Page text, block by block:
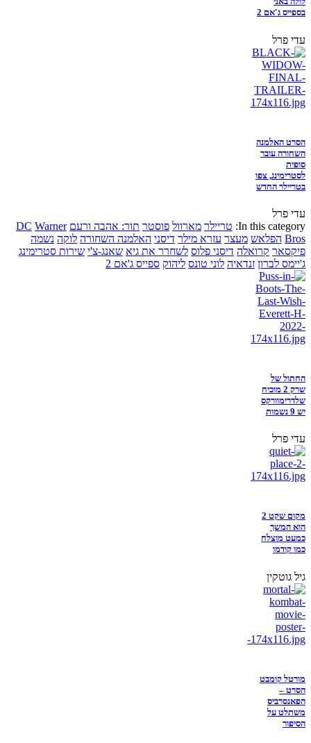
בספייס ג'אם 2
עדי פרל
הסרט האלמנה
השחורה עובר
סופית
לסטרימינג, צפו
בטריילר החדש
עדי פרל
In this category: טריילר מארוול פוסטר תור: אהבה ורעם DC Warner
Bros הפלאש מעצר עזרא מילר דיסני האלמנה השחורה לוקה נשמה
פיקסאר קרואלה דיסני פלוס לשחרר את גיא שאנג-צ'י שירות סטרימינג
ג'יימס לברון זנדאיה לוני טונס ליהוק ספייס ג'אם 2
החתול של
שרק 2 מוכיח
שלדרימוורקס
יש 9 נשמות
עדי פרל
מקום שקט 2
הוא המשך
כמעט מוצלח
כמו קודמו
גיל גוטקין
מורטל קומבט
הסרט –
הפאנסרביס
משתלט על
הסיפור